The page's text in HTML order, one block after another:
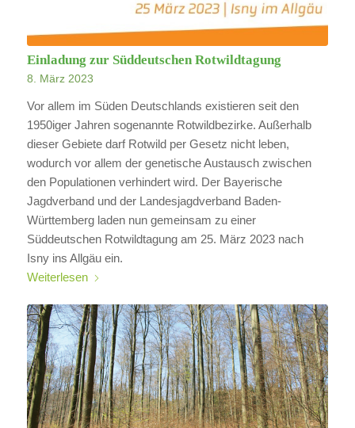
Einladung zur Süddeutschen Rotwildtagung
8. März 2023
Vor allem im Süden Deutschlands existieren seit den
1950iger Jahren sogenannte Rotwildbezirke. Außerhalb
dieser Gebiete darf Rotwild per Gesetz nicht leben,
wodurch vor allem der genetische Austausch zwischen
den Populationen verhindert wird. Der Bayerische
Jagdverband und der Landesjagdverband Baden-
Württemberg laden nun gemeinsam zu einer
Süddeutschen Rotwildtagung am 25. März 2023 nach
Isny ins Allgäu ein.
Weiterlesen